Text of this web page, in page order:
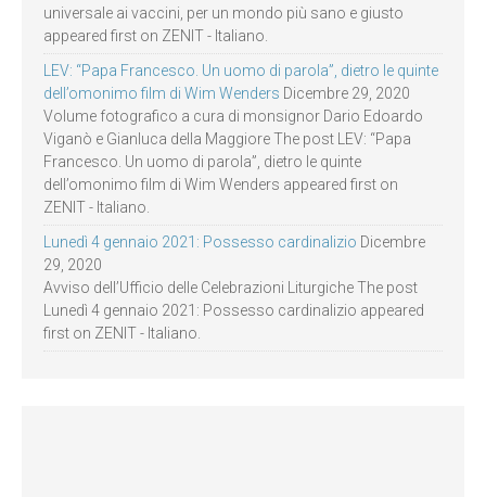
universale ai vaccini, per un mondo più sano e giusto
appeared first on ZENIT - Italiano.
LEV: “Papa Francesco. Un uomo di parola”, dietro le quinte
dell’omonimo film di Wim Wenders Dicembre 29, 2020
Volume fotografico a cura di monsignor Dario Edoardo
Viganò e Gianluca della Maggiore The post LEV: “Papa
Francesco. Un uomo di parola”, dietro le quinte
dell’omonimo film di Wim Wenders appeared first on
ZENIT - Italiano.
Lunedì 4 gennaio 2021: Possesso cardinalizio Dicembre
29, 2020
Avviso dell’Ufficio delle Celebrazioni Liturgiche The post
Lunedì 4 gennaio 2021: Possesso cardinalizio appeared
first on ZENIT - Italiano.